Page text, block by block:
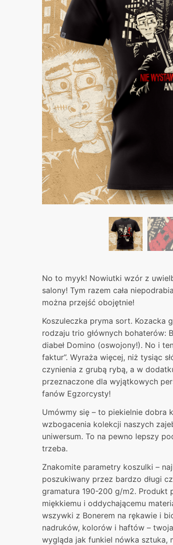
No to myyk! Nowiutki wzór z
salony! Tym razem cała
można przejść obojętnie!
Koszuleczka pryma sort. Kozacka
rodzaju trio głównych bohaterów:
diabeł Domino (oswojony!). No i
faktur”. Wyraża więcej, niż tysiąc
czynienia z grubą rybą, a w
przeznaczone dla wyjątkowych
fanów Egzorcysty!
Umówmy się – to piekielnie dobra
wzbogacenia kolekcji naszych
uniwersum. To na pewno lepszy
trzeba.
Znakomite parametry koszulki –
poszukiwany przez bardzo długi
gramatura 190-200 g/m2. Produkt
miękkiemu i oddychającemu
wszywki z Bonerem na rękawie i
nadruków, kolorów i haftów –
wygląda jak funkiel nówka sztuka,